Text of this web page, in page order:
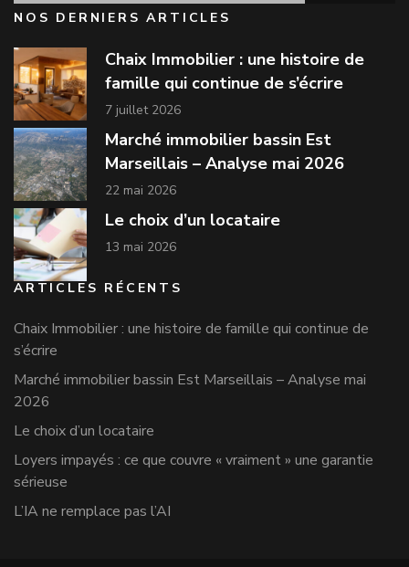
NOS DERNIERS ARTICLES
Chaix Immobilier : une histoire de
famille qui continue de s’écrire
7 juillet 2026
Marché immobilier bassin Est
Marseillais – Analyse mai 2026
22 mai 2026
Le choix d’un locataire
13 mai 2026
ARTICLES RÉCENTS
Chaix Immobilier : une histoire de famille qui continue de
s’écrire
Marché immobilier bassin Est Marseillais – Analyse mai
2026
Le choix d’un locataire
Loyers impayés : ce que couvre « vraiment » une garantie
sérieuse
L’IA ne remplace pas l’AI